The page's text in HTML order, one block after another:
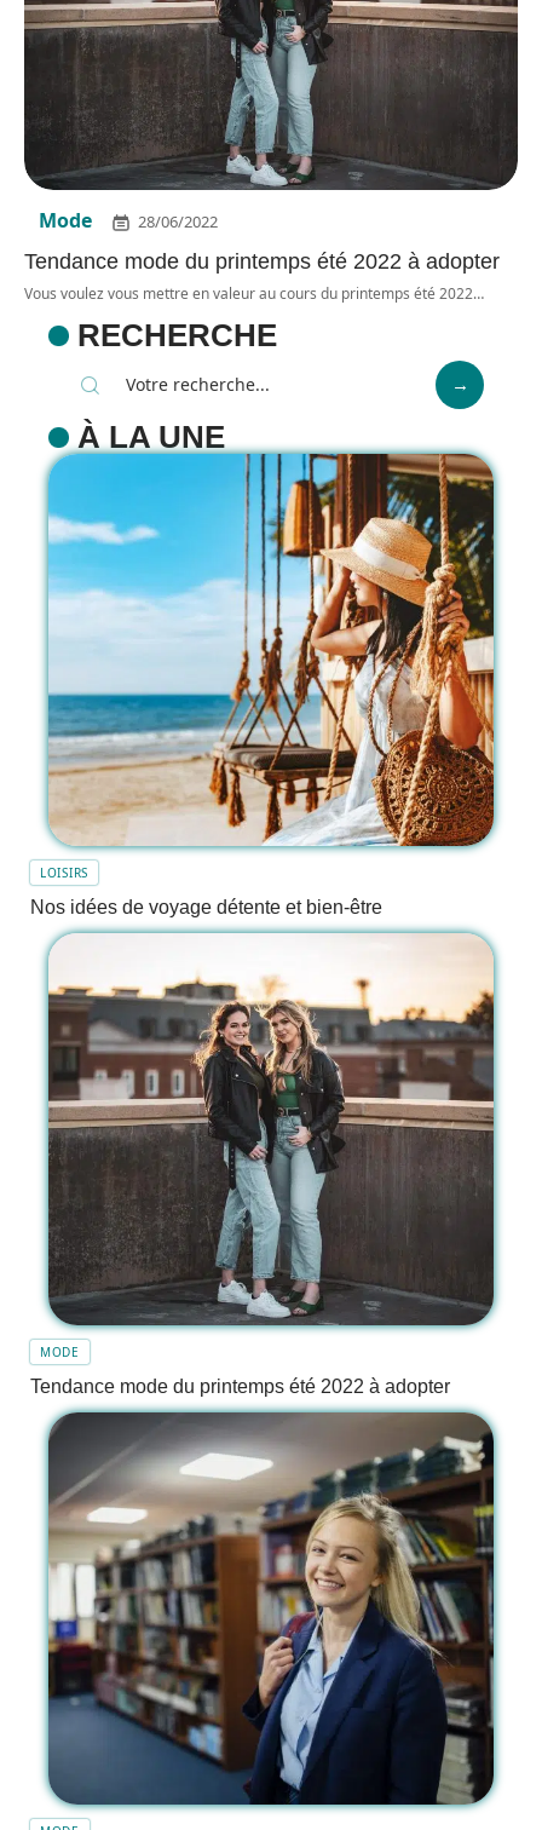
Mode 28/06/2022
Tendance mode du printemps été 2022 à adopter
Vous voulez vous mettre en valeur au cours du printemps été 2022…
RECHERCHE
À LA UNE
LOISIRS
Nos idées de voyage détente et bien-être
MODE
Tendance mode du printemps été 2022 à adopter